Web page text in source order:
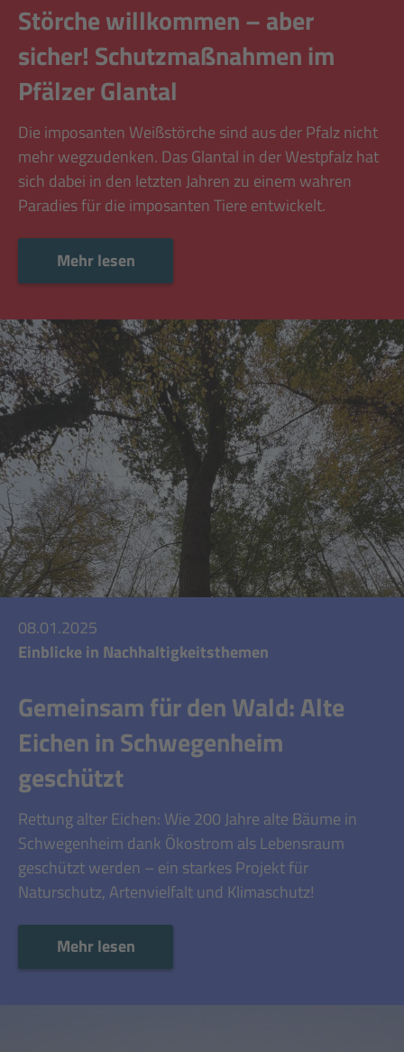
Störche willkommen – aber
sicher! Schutzmaßnahmen im
Pfälzer Glantal
Die imposanten Weißstörche sind aus der Pfalz nicht
mehr wegzudenken. Das Glantal in der Westpfalz hat
sich dabei in den letzten Jahren zu einem wahren
Paradies für die imposanten Tiere entwickelt.
Mehr lesen
08.01.2025
Einblicke in Nachhaltigkeitsthemen
Gemeinsam für den Wald: Alte
Eichen in Schwegenheim
geschützt
Rettung alter Eichen: Wie 200 Jahre alte Bäume in
Schwegenheim dank Ökostrom als Lebensraum
geschützt werden – ein starkes Projekt für
Naturschutz, Artenvielfalt und Klimaschutz!
Mehr lesen